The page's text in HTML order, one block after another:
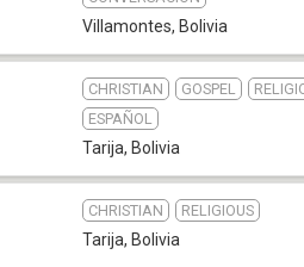
Villamontes, Bolivia
CHRISTIAN GOSPEL
ESPAÑOL
Tarija, Bolivia
CHRISTIAN RELIGIOUS
Tarija, Bolivia